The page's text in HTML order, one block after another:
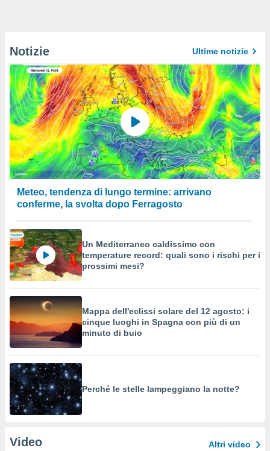
Notizie Ultime notizie
Meteo, tendenza di lungo termine: arrivano
conferme, la svolta dopo Ferragosto
Un Mediterraneo caldissimo con
temperature record: quali sono i rischi per i
prossimi mesi?
Mappa dell'eclissi solare del 12 agosto: i
cinque luoghi in Spagna con più di un
minuto di buio
Perché le stelle lampeggiano la notte?
Video Altri video